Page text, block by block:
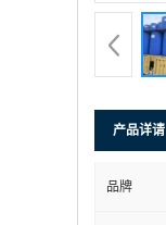
产品详请
品牌